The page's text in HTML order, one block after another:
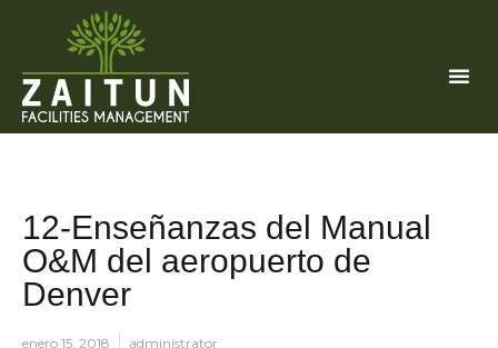
12-Enseñanzas del Manual
O&M del aeropuerto de
Denver
enero 15, 2018 administrator